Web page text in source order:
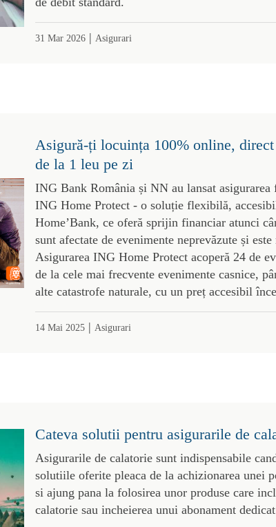
31 Mar 2026| Asigurari
Asigură-ți locuința 100% online,
de la 1 leu pe zi
ING Bank România și NN au lansat
ING Home Protect - o soluție flexibilă,
Home’Bank, ce oferă sprijin financiar atunci
sunt afectate de evenimente neprevăzute și
Asigurarea ING Home Protect acoperă 24 de
de la cele mai frecvente evenimente casnice,
alte catastrofe naturale, cu un preț accesibil
14 Mai 2025| Asigurari
Cateva solutii pentru asigurarile de
Asigurarile de calatorie sunt indispensabile
solutiile oferite pleaca de la achizionarea unei
si ajung pana la folosirea unor produse care
calatorie sau incheierea unui abonament